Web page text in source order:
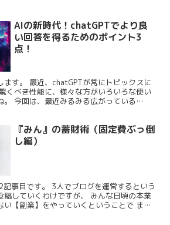
AIの新時代！chatGPTでより良
い回答を得るためのポイント3
点！
ます。 最近、chatGPTが常にトピックスに
くべき性能に、様々な方がいろいろな使い
。 今回は、最近みるみる広がっている
『みん』の蓄財術（固定費ぶっ倒
し編）
記事目です。 3人でブログを運営するという
稿していくわけですが、 みんな日頃の本業
い【副業】をやっていくということで まず